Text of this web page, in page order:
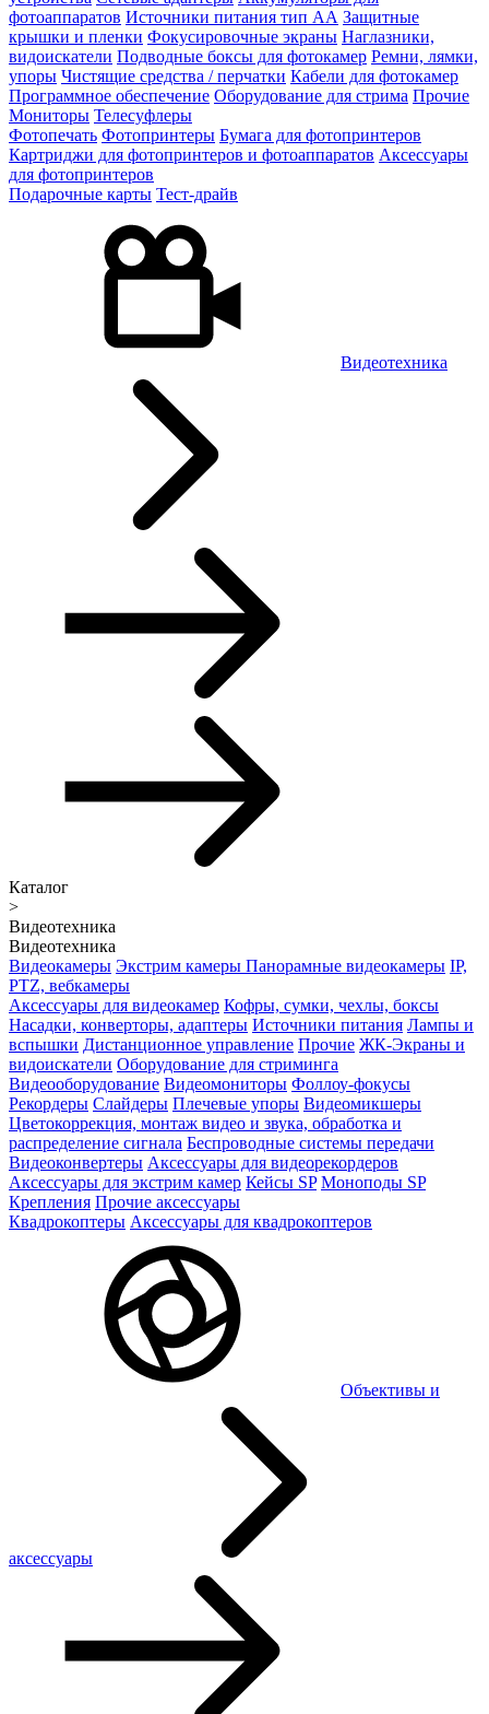
фотоаппаратов Источники питания тип АА Защитные
крышки и пленки Фокусировочные экраны Наглазники,
видоискатели Подводные боксы для фотокамер Ремни, лямки,
упоры Чистящие средства / перчатки Кабели для фотокамер
Программное обеспечение Оборудование для стрима Прочие
Мониторы Телесуфлеры
Фотопечать Фотопринтеры Бумага для фотопринтеров
Картриджи для фотопринтеров и фотоаппаратов Аксессуары
для фотопринтеров
Подарочные карты Тест-драйв
Видеотехника
Каталог
>
Видеотехника
Видеотехника
Видеокамеры Экстрим камеры Панорамные видеокамеры IP,
PTZ, вебкамеры
Аксессуары для видеокамер Кофры, сумки, чехлы, боксы
Насадки, конверторы, адаптеры Источники питания Лампы и
вспышки Дистанционное управление Прочие ЖК-Экраны и
видоискатели Оборудование для стриминга
Видеооборудование Видеомониторы Фоллоу-фокусы
Рекордеры Слайдеры Плечевые упоры Видеомикшеры
Цветокоррекция, монтаж видео и звука, обработка и
распределение сигнала Беспроводные системы передачи
Видеоконвертеры Аксессуары для видеорекордеров
Аксессуары для экстрим камер Кейсы SP Моноподы SP
Крепления Прочие аксессуары
Квадрокоптеры Аксессуары для квадрокоптеров
Объективы и
аксессуары